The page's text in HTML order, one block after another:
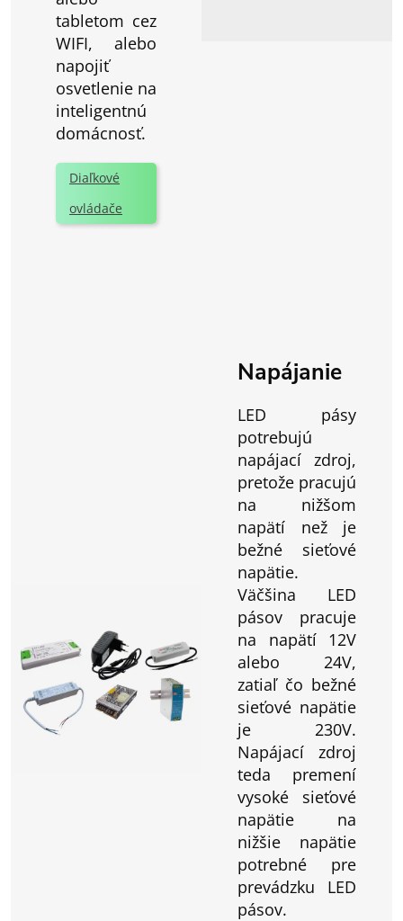
tabletom cez
WIFI, alebo
napojiť
osvetlenie na
inteligentnú
domácnosť.
Diaľkové
ovládače
Napájanie
LED pásy
potrebujú
napájací zdroj,
pretože pracujú
na nižšom
napätí než je
bežné sieťové
napätie.
Väčšina LED
pásov pracuje
na napätí 12V
alebo 24V,
zatiaľ čo bežné
sieťové napätie
je 230V.
Napájací zdroj
teda premení
vysoké sieťové
napätie na
nižšie napätie
potrebné pre
prevádzku LED
pásov.